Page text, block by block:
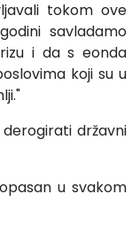
tokom ove
savladamo
i da s eonda
koji su u
državni
u svakom